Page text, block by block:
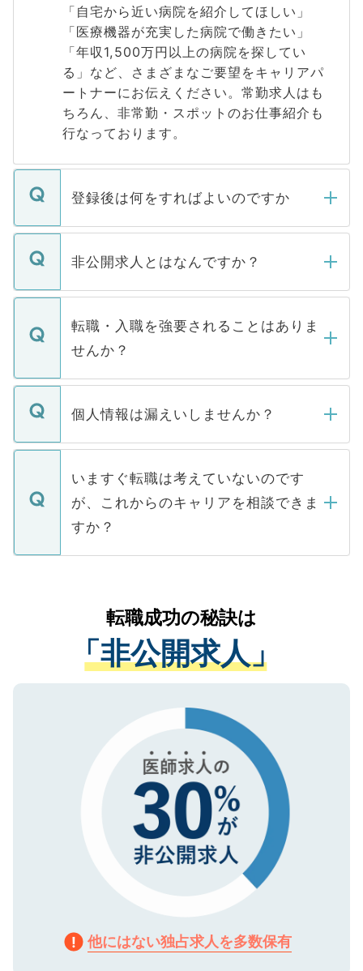
「自宅から近い病院を紹介してほしい」
「医療機器が充実した病院で働きたい」
「年収1,500万円以上の病院を探してい
る」など、さまざまなご要望をキャリアパ
ートナーにお伝えください。常勤求人はも
ちろん、非常勤・スポットのお仕事紹介も
行なっております。
登録後は何をすればよいのですか
ご登録いただきましたら、弊社担当者がご
登録内容を確認し、その後メールもしくは
ます。通常、5営業日以内にはご連絡をせて
いただきますので、しばらくお待ちくださ
非公開求人とはなんですか？
マイナビDOCTORで取り扱っている求人の
うち約3割は、Webサイトからご覧いただ
けない「非公開求人」です。非公開求人は
下記の理由によって、一般には公開してい
ません。
■応募殺到を避けるため 人気のある医療機
関を公にしてしまうと、応募が殺到する場
に、医療機関が求める条件に合った人材の
みを人材紹介会社に依頼するケースが増え
ています。
転職・入職を強要されることはありま
せんか？
転職・入職を強要することは一切ありませ
ん。また、仮に応募先から内定をいただい
定を承諾する必要はありません。内定先へ
の辞退の連絡はキャリアパートナーが行い
個人情報は漏えいしませんか？
個人情報が漏えいすることはありませんの
で、ご安心ください。当サイトからの登録
などで収集したご登録者様の個人情報は、
ご本人のキャリアアップおよび転職活動の
支援を目的に使用いたします。お預かりし
ているすべての個人データはご本人の許可
は、個人情報の取り扱いについての厳密な
管理基準を満たした事業者のみに付与され
る、プライバシーマークを取得済みです。
で、機密保持に関してもご安心ください。
いますぐ転職は考えていないのです
が、これからのキャリアを相談できま
すか？
かがいして、現在の医療機関の状況や紹介
経験をまじえながら、適切なアドバイスを
させていただきます。すぐにご転職をされ
ない方には、長期的なサポートが可能です
ので、まずはご登録ください。
転職成功の秘訣は
「非公開求人」
他にはない独占求人を多数保有